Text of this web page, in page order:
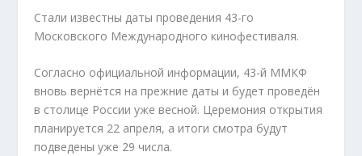
Стали известны даты проведения 43-го
Московского Международного кинофестиваля.
Согласно официальной информации, 43-й ММКФ
вновь вернётся на прежние даты и будет проведён
в столице России уже весной. Церемония открытия
планируется 22 апреля, а итоги смотра будут
подведены уже 29 числа.